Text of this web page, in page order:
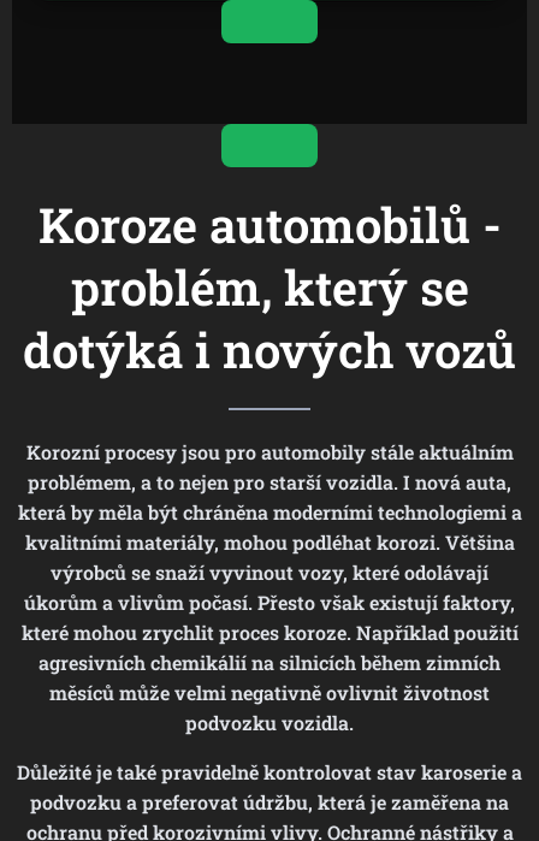
Koroze automobilů -
problém, který se
dotýká i nových vozů
Korozní procesy jsou pro automobily stále aktuálním
problémem, a to nejen pro starší vozidla. I nová auta,
která by měla být chráněna moderními technologiemi a
kvalitními materiály, mohou podléhat korozi. Většina
výrobců se snaží vyvinout vozy, které odolávají
úkorům a vlivům počasí. Přesto však existují faktory,
které mohou zrychlit proces koroze. Například použití
agresivních chemikálií na silnicích během zimních
měsíců může velmi negativně ovlivnit životnost
podvozku vozidla.
Důležité je také pravidelně kontrolovat stav karoserie a
podvozku a preferovat údržbu, která je zaměřena na
ochranu před korozivními vlivy. Ochranné nástřiky a